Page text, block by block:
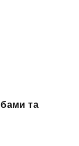
та